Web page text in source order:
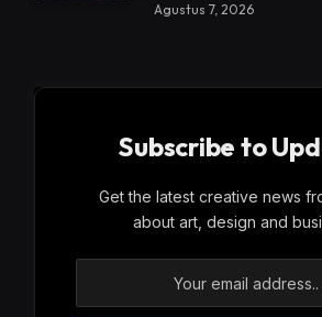
Agustus 7, 2026
Subscribe to
Get the latest creative news
about art, design and